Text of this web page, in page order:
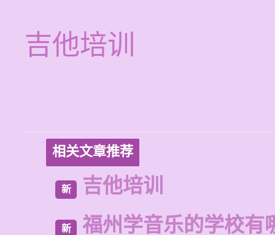
吉他培训
相关文章推荐
新 吉他培训
新 福州学音乐的学校有